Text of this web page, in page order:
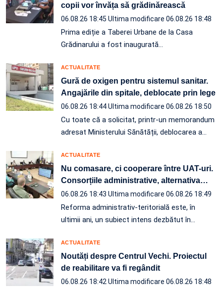
copii vor învăța să grădinărească
06.08.26 18:45 Ultima modificare 06.08.26 18:48
Prima ediție a Taberei Urbane de la Casa
Grădinarului a fost inaugurată…
ACTUALITATE
Gură de oxigen pentru sistemul sanitar.
Angajările din spitale, deblocate prin lege
06.08.26 18:44Ultima modificare 06.08.26 18:50
Cu toate că a solicitat, printr-un memorandum
adresat Ministerului Sănătății, deblocarea a…
ACTUALITATE
Nu comasare, ci cooperare între UAT-uri.
Consorțiile administrative, alternativa…
06.08.26 18:43 Ultima modificare 06.08.26 18:49
Reforma administrativ-teritorială este, în
ultimii ani, un subiect intens dezbătut în…
ACTUALITATE
Noutăți despre Centrul Vechi. Proiectul
de reabilitare va fi regândit
06.08.26 18:42 Ultima modificare 06.08.26 18:48